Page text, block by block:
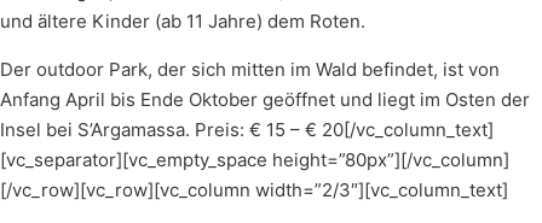
und ältere Kinder (ab 11 Jahre) dem Roten.
Der outdoor Park, der sich mitten im Wald befindet, ist von
Anfang April bis Ende Oktober geöffnet und liegt im Osten der
Insel bei S’Argamassa. Preis: € 15 – € 20[/vc_column_text]
[vc_separator][vc_empty_space height=”80px”][/vc_column]
[/vc_row][vc_row][vc_column width=”2/3″][vc_column_text]